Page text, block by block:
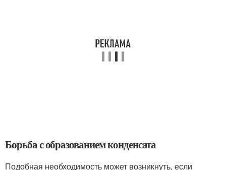
Борьба с образованием конденсата
Подобная необходимость может возникнуть, если